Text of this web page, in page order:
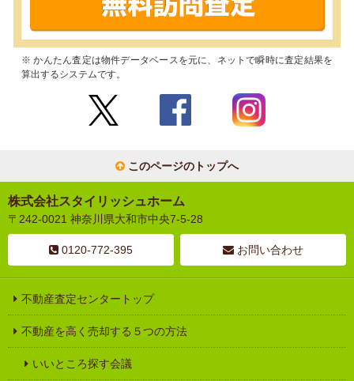
※ かんたん査定は物件データベースを元に、ネットで瞬時に査定結果を
算出するシステムです。
このページのトップへ
株式会社スタイリッシュホーム
〒242-0021 神奈川県大和市中央7-5-28
0120-772-395 お問い合わせ
不動産査定センタートップ
不動産を高く売却する５つの方法
いいところ探す会議